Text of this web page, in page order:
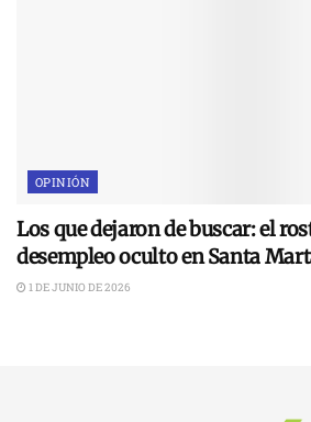
OPINIÓN
Los que dejaron de buscar: el
desempleo oculto en Santa
1 DE JUNIO DE 2026